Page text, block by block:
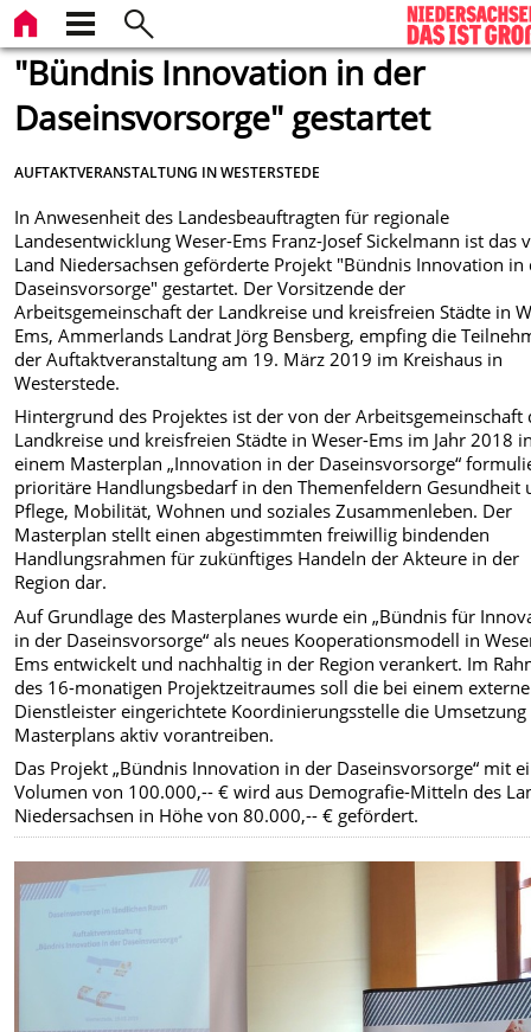
"Bündnis Innovation in der
Daseinsvorsorge" gestartet
AUFTAKTVERANSTALTUNG IN WESTERSTEDE
In Anwesenheit des Landesbeauftragten für regionale
Landesentwicklung Weser-Ems Franz-Josef Sickelmann ist das
Land Niedersachsen geförderte Projekt "Bündnis Innovation in
Daseinsvorsorge" gestartet. Der Vorsitzende der
Arbeitsgemeinschaft der Landkreise und kreisfreien Städte in
Ems, Ammerlands Landrat Jörg Bensberg, empfing die
der Auftaktveranstaltung am 19. März 2019 im Kreishaus in
Westerstede.
Hintergrund des Projektes ist der von der Arbeitsgemeinschaft
Landkreise und kreisfreien Städte in Weser-Ems im Jahr 2018
einem Masterplan „Innovation in der Daseinsvorsorge“
prioritäre Handlungsbedarf in den Themenfeldern Gesundheit
Pflege, Mobilität, Wohnen und soziales Zusammenleben. Der
Masterplan stellt einen abgestimmten freiwillig bindenden
Handlungsrahmen für zukünftiges Handeln der Akteure in der
Region dar.
Auf Grundlage des Masterplanes wurde ein „Bündnis für
in der Daseinsvorsorge“ als neues Kooperationsmodell in
Ems entwickelt und nachhaltig in der Region verankert. Im
des 16-monatigen Projektzeitraumes soll die bei einem
Dienstleister eingerichtete Koordinierungsstelle die Umsetzung
Masterplans aktiv vorantreiben.
Das Projekt „Bündnis Innovation in der Daseinsvorsorge“ mit
Volumen von 100.000,-- € wird aus Demografie-Mitteln des
Niedersachsen in Höhe von 80.000,-- € gefördert.